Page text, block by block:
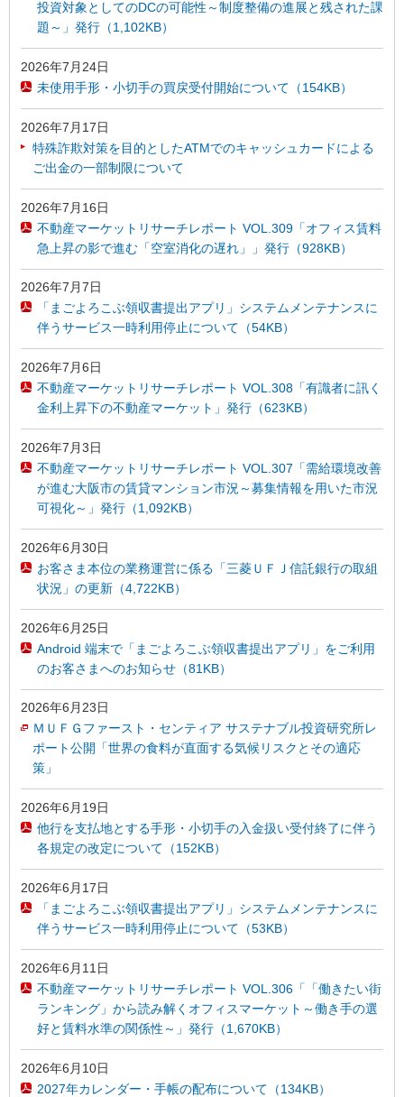
投資対象としてのDCの可能性～制度整備の進展と残された課
題～」発行（1,102KB）
2026年7月24日
未使用手形・小切手の買戻受付開始について（154KB）
2026年7月17日
特殊詐欺対策を目的としたATMでのキャッシュカードによる
ご出金の一部制限について
2026年7月16日
不動産マーケットリサーチレポート VOL.309「オフィス賃料
急上昇の影で進む「空室消化の遅れ」」発行（928KB）
2026年7月7日
「まごよろこぶ領収書提出アプリ」システムメンテナンスに
伴うサービス一時利用停止について（54KB）
2026年7月6日
不動産マーケットリサーチレポート VOL.308「有識者に訊く
金利上昇下の不動産マーケット」発行（623KB）
2026年7月3日
不動産マーケットリサーチレポート VOL.307「需給環境改善
が進む大阪市の賃貸マンション市況～募集情報を用いた市況
可視化～」発行（1,092KB）
2026年6月30日
お客さま本位の業務運営に係る「三菱ＵＦＪ信託銀行の取組
状況」の更新（4,722KB）
2026年6月25日
Android 端末で「まごよろこぶ領収書提出アプリ」をご利用
のお客さまへのお知らせ（81KB）
2026年6月23日
ＭＵＦＧファースト・センティア サステナブル投資研究所レ
ポート公開「世界の食料が直面する気候リスクとその適応
策」
2026年6月19日
他行を支払地とする手形・小切手の入金扱い受付終了に伴う
各規定の改定について（152KB）
2026年6月17日
「まごよろこぶ領収書提出アプリ」システムメンテナンスに
伴うサービス一時利用停止について（53KB）
2026年6月11日
不動産マーケットリサーチレポート VOL.306「「働きたい街
ランキング」から読み解くオフィスマーケット～働き手の選
好と賃料水準の関係性～」発行（1,670KB）
2026年6月10日
2027年カレンダー・手帳の配布について（134KB）